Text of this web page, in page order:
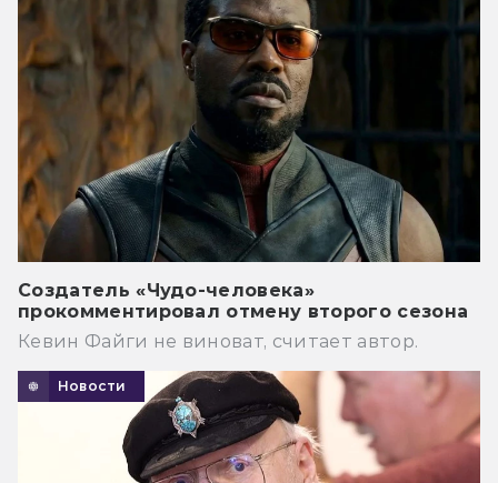
Создатель «Чудо-человека»
прокомментировал отмену второго сезона
Кевин Файги не виноват, считает автор.
Новости